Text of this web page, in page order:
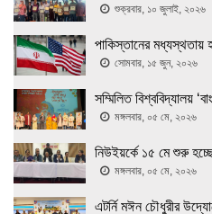
শুক্রবার, ১০ জুলাই, ২০২৬
পাকিস্তানের মধ্যস্থতায়
সোমবার, ১৫ জুন, ২০২৬
সম্মিলিত বিশ্ববিদ্যালয়
মঙ্গলবার, ০৫ মে, ২০২৬
নিউইয়র্কে ১৫ মে শুরু
মঙ্গলবার, ০৫ মে, ২০২৬
এটর্নি মঈন চৌধুরীর